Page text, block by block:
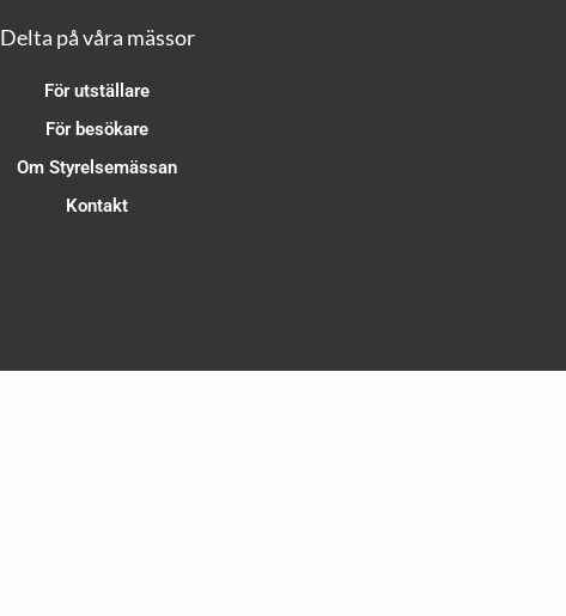
Delta på våra mässor
För utställare
För besökare
Om Styrelsemässan
Kontakt